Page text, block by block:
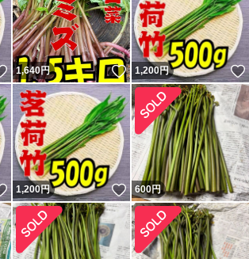
いいね！
1,640円 いいね！
1,200円
いいね！
1,200円 いいね！
600円